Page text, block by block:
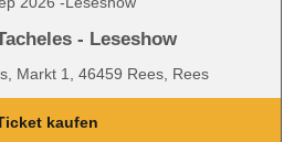
- Leseshow
Markt 1, 46459 Rees, Rees
kaufen